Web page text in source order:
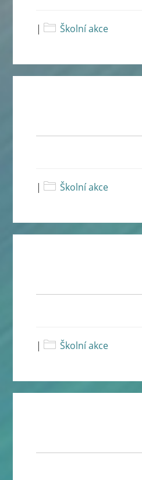
| Školní akce
| Školní akce
| Školní akce